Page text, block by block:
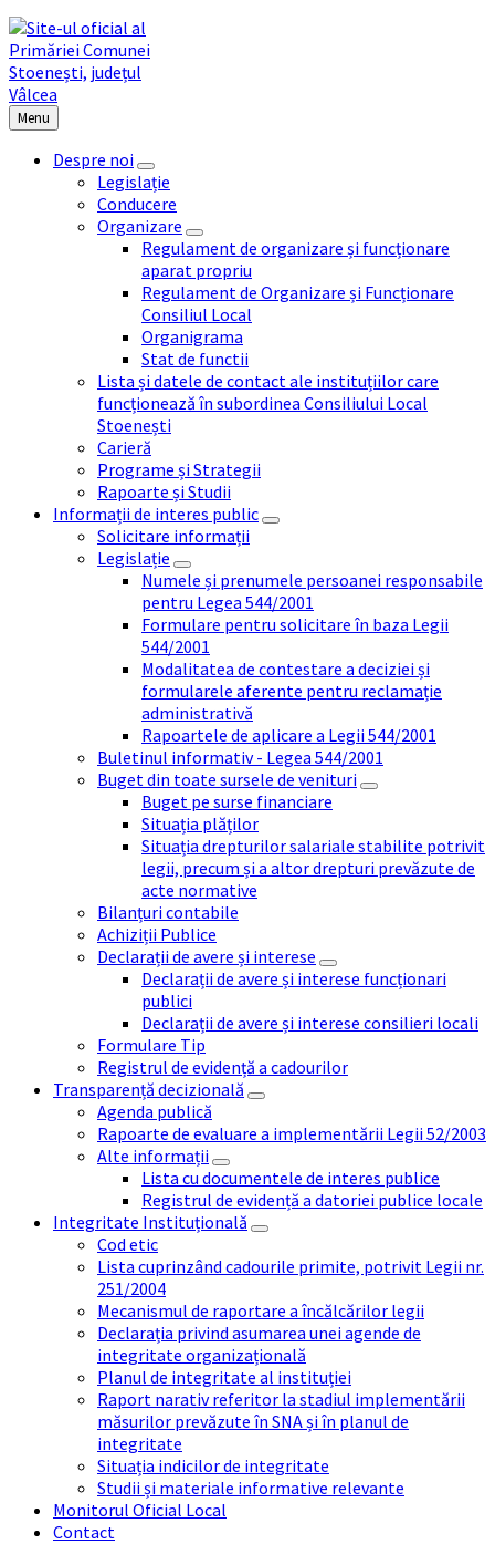
Menu
Despre noi
Legislație
Conducere
Organizare
Regulament de organizare și funcționare
aparat propriu
Regulament de Organizare și Funcționare
Consiliul Local
Organigrama
Stat de functii
Lista și datele de contact ale instituțiilor care
funcționează în subordinea Consiliului Local
Stoenești
Carieră
Programe și Strategii
Rapoarte și Studii
Informații de interes public
Solicitare informații
Legislație
Numele și prenumele persoanei responsabile
pentru Legea 544/2001
Formulare pentru solicitare în baza Legii
544/2001
Modalitatea de contestare a deciziei și
formularele aferente pentru reclamație
administrativă
Rapoartele de aplicare a Legii 544/2001
Buletinul informativ - Legea 544/2001
Buget din toate sursele de venituri
Buget pe surse financiare
Situația plăților
Situația drepturilor salariale stabilite potrivit
legii, precum și a altor drepturi prevăzute de
acte normative
Bilanțuri contabile
Achiziții Publice
Declarații de avere și interese
Declarații de avere și interese funcționari
publici
Declarații de avere și interese consilieri locali
Formulare Tip
Registrul de evidență a cadourilor
Transparență decizională
Agenda publică
Rapoarte de evaluare a implementării Legii 52/2003
Alte informații
Lista cu documentele de interes publice
Registrul de evidență a datoriei publice locale
Integritate Instituțională
Cod etic
Lista cuprinzând cadourile primite, potrivit Legii nr.
251/2004
Mecanismul de raportare a încălcărilor legii
Declarația privind asumarea unei agende de
integritate organizațională
Planul de integritate al instituției
Raport narativ referitor la stadiul implementării
măsurilor prevăzute în SNA și în planul de
integritate
Situația indicilor de integritate
Studii și materiale informative relevante
Monitorul Oficial Local
Contact